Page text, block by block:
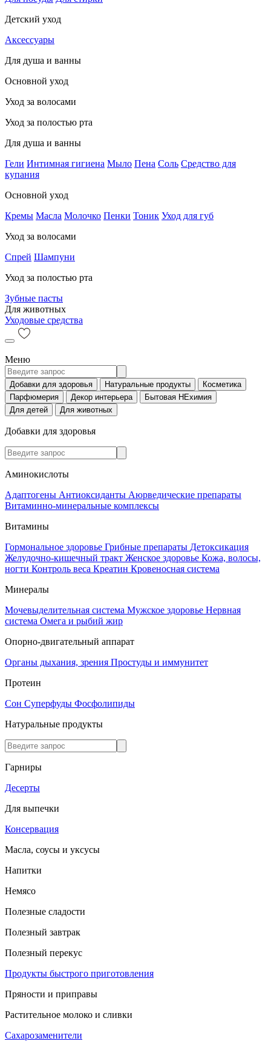
Детский уход
Аксессуары
Для душа и ванны
Основной уход
Уход за волосами
Уход за полостью рта
Для душа и ванны
Гели Интимная гигиена Мыло Пена Соль Средство для
купания
Основной уход
Кремы Масла Молочко Пенки Тоник Уход для губ
Уход за волосами
Спрей Шампуни
Уход за полостью рта
Зубные пасты
Для животных
Уходовые средства
Меню
Добавки для здоровья Натуральные продукты
Косметика
Парфюмерия
Декор интерьера
Бытовая НЕхимия
Для детей
Для животных
Добавки для здоровья
Аминокислоты
Адаптогены Антиоксиданты Аюрведические препараты
Витаминно-минеральные комплексы
Витамины
Гормональное здоровье Грибные препараты Детоксикация
Желудочно-кишечный тракт Женское здоровье Кожа, волосы,
ногти Контроль веса Креатин Кровеносная система
Минералы
Мочевыделительная система Мужское здоровье Нервная
система Омега и рыбий жир
Опорно-двигательный аппарат
Органы дыхания, зрения Простуды и иммунитет
Протеин
Сон Суперфуды Фосфолипиды
Натуральные продукты
Гарниры
Десерты
Для выпечки
Консервация
Масла, соусы и уксусы
Напитки
Немясо
Полезные сладости
Полезный завтрак
Полезный перекус
Продукты быстрого приготовления
Пряности и приправы
Растительное молоко и сливки
Сахарозаменители